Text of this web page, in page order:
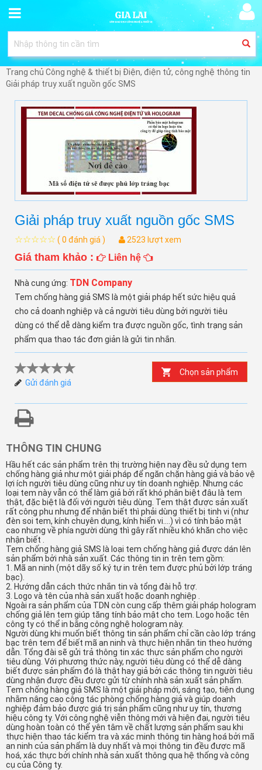
Trang chủ Công nghệ & thiết bị Điện, điện tử, công nghệ thông tin
Giải pháp truy xuất nguồn gốc SMS
Giải pháp truy xuất nguồn gốc SMS
☆☆☆☆☆ ( 0 đánh giá ) 2523 lượt xem
Giá tham khảo : Liên hệ
Nhà cung ứng: TDN Company
Tem chống hàng giả SMS là một giải pháp hết sức hiệu quả
cho cả doanh nghiệp và cả người tiêu dùng bởi người tiêu
dùng có thể dễ dàng kiểm tra được nguồn gốc, tình trạng sản
phẩm qua thao tác đơn giản là gửi tin nhắn.
Chọn sản phẩm
THÔNG TIN CHUNG
Hầu hết các sản phẩm trên thị trường hiện nay đều sử dụng tem
chống hàng giả như một giải pháp để ngăn chặn hàng giả và bảo vệ
lợi ích người tiêu dùng cũng như uy tín doanh nghiệp. Nhưng các
loại tem này vẫn có thể làm giả bởi rất khó phân biệt đâu là tem
thật, đặc biệt là đối với người tiêu dùng. Tem thật được sản xuất
rất công phu nhưng để nhận biết thì phải dùng thiết bị tinh vi (như
đèn soi tem, kính chuyên dụng, kính hiển vi….) vì có tính bảo mật
cao nhưng về phía người dùng thì gây rất nhiều khó khăn cho việc
nhận biết .
Tem chống hàng giả SMS là loại tem chống hàng giả được dán lên
sản phẩm bởi nhà sản xuất. Các thông tin in trên tem gồm:
1. Mã an ninh (một dãy số ký tự in trên tem được phủ bởi lớp tráng
bạc).
2. Hướng dẫn cách thức nhắn tin và tổng đài hỗ trợ.
3. Logo và tên của nhà sản xuất hoặc doanh nghiệp .
Ngoài ra sản phẩm của TDN còn cung cấp thêm giải pháp hologram
chống giả lên tem giúp tăng tính bảo mật cho tem. Logo hoặc tên
công ty có thể in bằng công nghệ hologram này.
Người dùng khi muốn biết thông tin sản phẩm chỉ cần cào lớp tráng
bạc trên tem để biết mã an ninh và thực hiện nhắn tin theo hướng
dẫn. Tổng đài sẽ gửi trả thông tin xác thực sản phẩm cho người
tiêu dùng. Với phương thức này, người tiêu dùng có thể dễ dàng
biết được sản phẩm đó là thật hay giả bởi các thông tin người tiêu
dùng nhận được đều được gửi từ chính nhà sản xuất sản phẩm.
Tem chống hàng giả SMS là một giải pháp mới, sáng tạo, tiện dụng
nhằm nâng cao công tác phòng chống hàng giả và giúp doanh
nghiệp đảm bảo được giá trị sản phẩm cũng như uy tín, thương
hiệu công ty. Với công nghệ viễn thông mới và hiện đại, người tiêu
dùng hoàn toàn có thể yên tâm về chất lượng sản phẩm sau khi
thực hiện thao tác kiểm tra và xác minh thông tin hàng hoá bởi mã
an ninh của sản phẩm là duy nhất và mọi thông tin đều được mã
hoá, xác thực bởi chính nhà sản xuất thông qua hệ thống và công
cụ của Công ty.